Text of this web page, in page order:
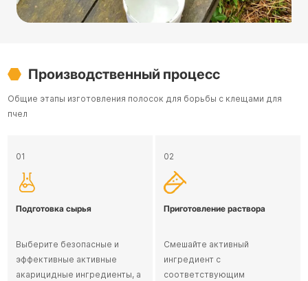
Производственный процесс
Общие этапы изготовления полосок для борьбы с клещами для
пчел
01
Подготовка сырья
Выберите безопасные и
эффективные активные
акарицидные ингредиенты, а
02
Приготовление раствора
Смешайте активный
ингредиент с
соответствующим